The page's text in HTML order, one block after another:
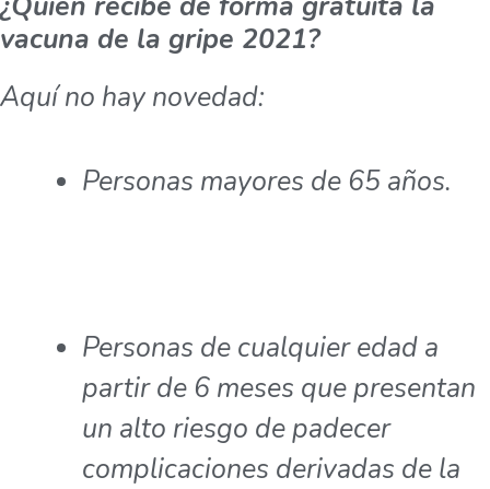
vacuna de la gripe 2021?
Aquí no hay novedad:
Personas mayores de 65 años.
Personas de cualquier edad a
partir de 6 meses que presentan
un alto riesgo de padecer
complicaciones derivadas de la